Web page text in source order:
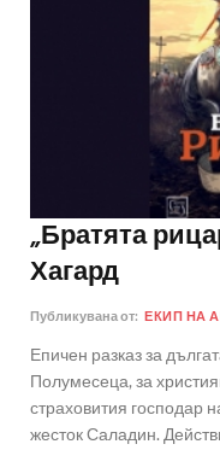
„Братята
Хагард
Публикувана от: ЕКИП НА
Епичен разказ за
Полумесеца, за
страховития господар
жесток Саладин.